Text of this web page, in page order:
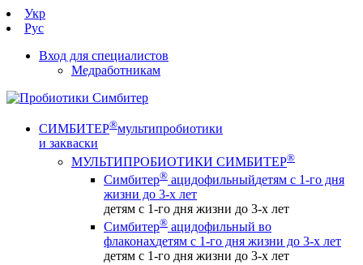
Укр
Рус
Вход для специалистов
Медработникам
СИМБИТЕР®мультипробиотики
и закваски
МУЛЬТИПРОБИОТИКИ СИМБИТЕР®
Симбитер® ацидофильныйдетям с 1-го дня
жизни до 3-х лет
детям с 1-го дня жизни до 3-х лет
Симбитер® ацидофильный во
флаконахдетям с 1-го дня жизни до 3-х лет
детям с 1-го дня жизни до 3-х лет